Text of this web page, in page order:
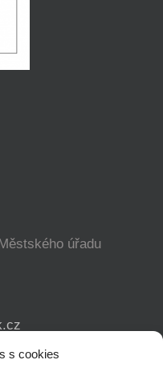
s cookies
úřadu